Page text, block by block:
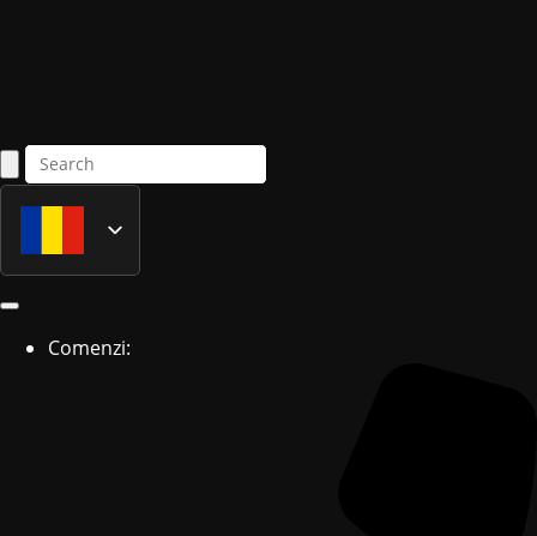
Română
English
Comenzi: